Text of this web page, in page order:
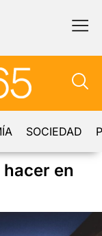
SOCIEDAD
en